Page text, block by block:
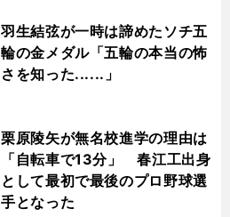
羽生結弦が一時は諦めたソチ五
輪の金メダル「五輪の本当の怖
さを知った......」
栗原陵矢が無名校進学の理由は
「自転車で13分」 春江工出身
として最初で最後のプロ野球選
手となった